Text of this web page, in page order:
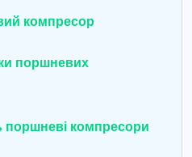
компресор
поршневих
компресори